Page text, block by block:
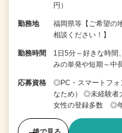
円）
勤務地
福岡県等【ご希望の
相談ください！】
勤務時間
1日5分～好きな時
みの単発や短期～中
応募資格
◎PC・スマートフォ
なため） ◎未経験者
女性の登録多数 ◎